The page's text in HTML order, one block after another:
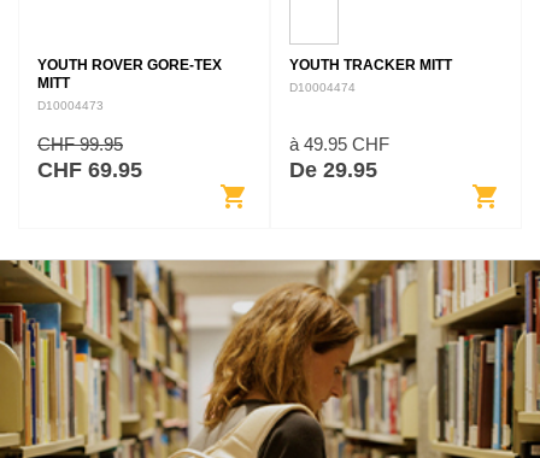
YOUTH ROVER GORE-TEX
MITT
D10004473
CHF 99.95
CHF 69.95
shopping_cart
YOUTH TRACKER MITT
D10004474
à 49.95 CHF
De 29.95
shopping_cart